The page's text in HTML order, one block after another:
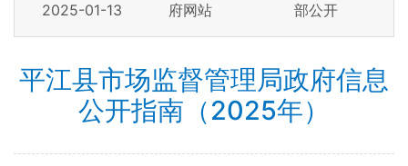
2025-01-13
府网站
部公开
平江县市场监督管理局政府信息
公开指南（2025年）